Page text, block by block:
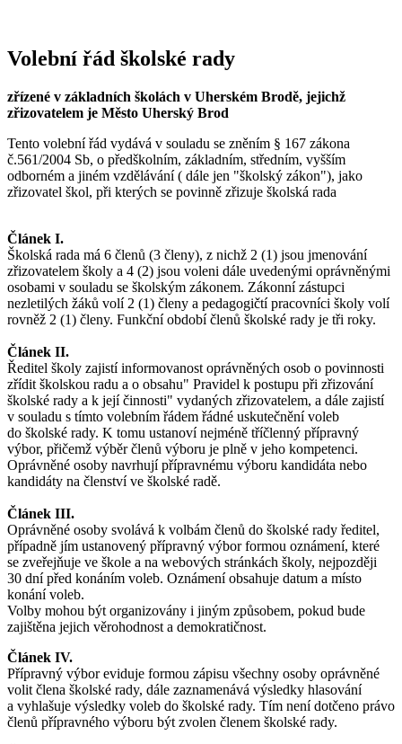
Volební řád školské rady
zřízené v základních školách v Uherském Brodě, jejichž
zřizovatelem je Město Uherský Brod
Tento volební řád vydává v souladu se zněním § 167 zákona
č.561/2004 Sb, o předškolním, základním, středním, vyšším
odborném a jiném vzdělávání ( dále jen "školský zákon"), jako
zřizovatel škol, při kterých se povinně zřizuje školská rada
Článek I.
Školská rada má 6 členů (3 členy), z nichž 2 (1) jsou jmenování
zřizovatelem školy a 4 (2) jsou voleni dále uvedenými oprávněnými
osobami v souladu se školským zákonem. Zákonní zástupci
nezletilých žáků volí 2 (1) členy a pedagogičtí pracovníci školy volí
rovněž 2 (1) členy. Funkční období členů školské rady je tři roky.
Článek II.
Ředitel školy zajistí informovanost oprávněných osob o povinnosti
zřídit školskou radu a o obsahu" Pravidel k postupu při zřizování
školské rady a k její činnosti" vydaných zřizovatelem, a dále zajistí
v souladu s tímto volebním řádem řádné uskutečnění voleb
do školské rady. K tomu ustanoví nejméně tříčlenný přípravný
výbor, přičemž výběr členů výboru je plně v jeho kompetenci.
Oprávněné osoby navrhují přípravnému výboru kandidáta nebo
kandidáty na členství ve školské radě.
Článek III.
Oprávněné osoby svolává k volbám členů do školské rady ředitel,
případně jím ustanovený přípravný výbor formou oznámení, které
se zveřejňuje ve škole a na webových stránkách školy, nejpozději
30 dní před konáním voleb. Oznámení obsahuje datum a místo
konání voleb.
Volby mohou být organizovány i jiným způsobem, pokud bude
zajištěna jejich věrohodnost a demokratičnost.
Článek IV.
Přípravný výbor eviduje formou zápisu všechny osoby oprávněné
volit člena školské rady, dále zaznamenává výsledky hlasování
a vyhlašuje výsledky voleb do školské rady. Tím není dotčeno právo
členů přípravného výboru být zvolen členem školské rady.